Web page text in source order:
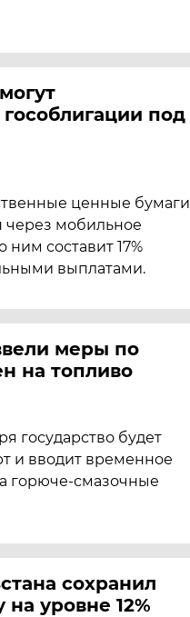
под
ценные бумаги
мобильное
составит 17%
выплатами.
меры по
на топливо
государство будет
и вводит временное
горюче-смазочные
сохранил
уровне 12%